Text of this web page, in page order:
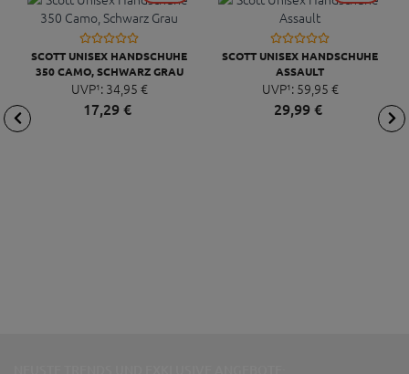
SCOTT UNISEX HANDSCHUHE
350 CAMO, SCHWARZ GRAU
UVP¹: 34,95 €
17,29 €
SCOTT UNISEX HANDSCHUHE
ASSAULT
UVP¹: 59,95 €
29,99 €